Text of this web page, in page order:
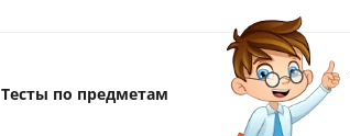
Тесты по предметам